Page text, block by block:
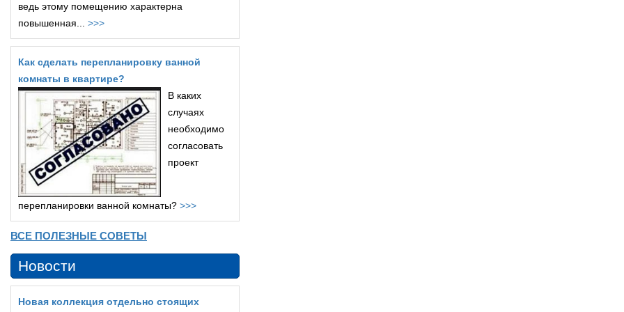
ведь этому помещению характерна
повышенная... >>>
Как сделать перепланировку ванной
комнаты в квартире?
В каких
случаях
необходимо
согласовать
проект
перепланировки ванной комнаты? >>>
ВСЕ ПОЛЕЗНЫЕ СОВЕТЫ
Новости
Новая коллекция отдельно стоящих